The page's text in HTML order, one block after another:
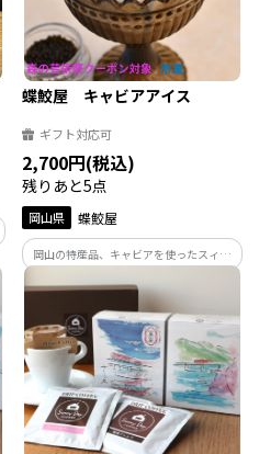
蝶鮫屋 キャビアアイス
ギフト対応可
2,700円(税込)
残りあと5点
岡山県 蝶鮫屋
岡山の特産品、キャビアを使ったスィー